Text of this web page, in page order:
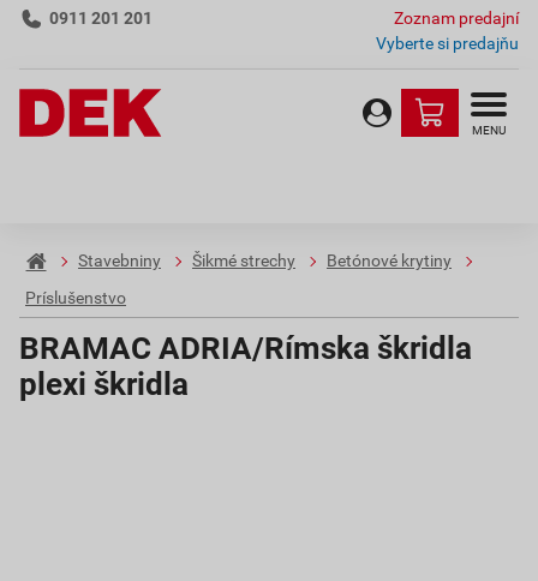
0911 201 201
Zoznam predajní
Vyberte si predajňu
MENU
Stavebniny Šikmé strechy
Betónové krytiny
Príslušenstvo
BRAMAC ADRIA/Rímska škridla
plexi škridla